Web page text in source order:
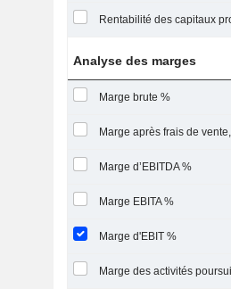
Analyse des marges
Marge brute %
Marge d’EBITDA %
Marge EBITA %
Marge d'EBIT %
Marge des activités